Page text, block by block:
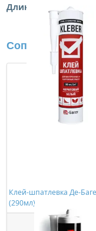
Длина:
Сопутствующие
Клей-шпатлевка Де-
(290мл)
363,00 ₽/шт